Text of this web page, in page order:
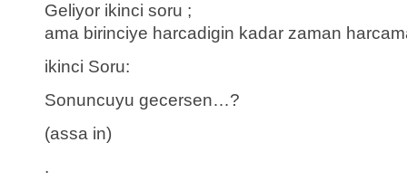
Geliyor ikinci soru ;
ama birinciye harcadigin kadar zaman
ikinci Soru:
Sonuncuyu gecersen…?
(assa in)
.